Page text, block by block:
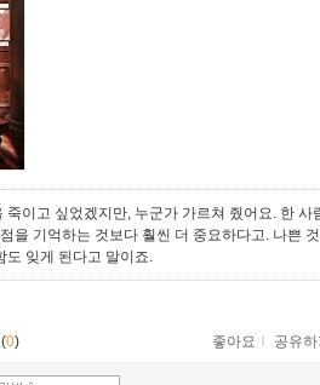
죽이고 싶었겠지만, 누군가 가르쳐 줬어요. 한 사
을 기억하는 것보다 훨씬 더 중요하다고. 나쁜
도 잊게 된다고 말이죠.
0) 좋아요 ｌ 공유하